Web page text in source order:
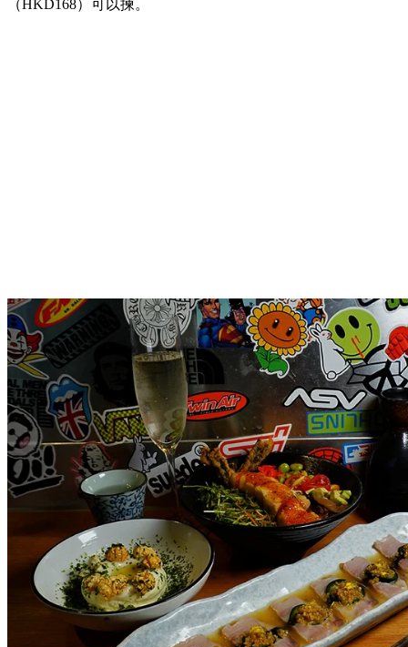
（HKD168）可以揀。